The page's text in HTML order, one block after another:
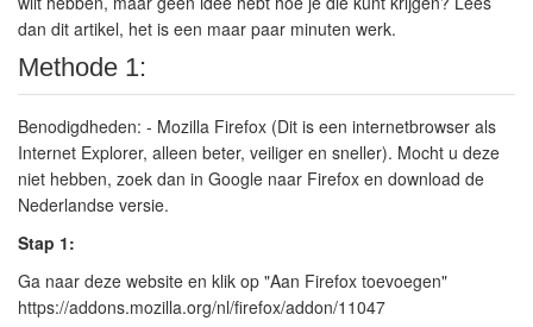
dan dit artikel, het is een maar paar minuten werk.
Methode 1:
Benodigdheden: - Mozilla Firefox (Dit is een internetbrowser als
Internet Explorer, alleen beter, veiliger en sneller). Mocht u deze
niet hebben, zoek dan in Google naar Firefox en download de
Nederlandse versie.
Stap 1:
Ga naar deze website en klik op "Aan Firefox toevoegen"
https://addons.mozilla.org/nl/firefox/addon/11047